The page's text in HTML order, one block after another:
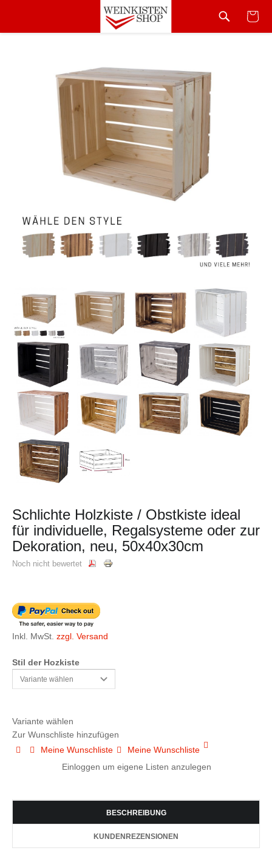
Schlichte Holzkiste / Obstkiste ideal
für individuelle, Regalsysteme oder zur
Dekoration, neu, 50x40x30cm
Noch nicht bewertet
Inkl. MwSt. zzgl. Versand
Stil der Hozkiste
Variante wählen
Zur Wunschliste hinzufügen
Meine Wunschliste
Meine Wunschliste
Einloggen um eigene Listen anzulegen
BESCHREIBUNG
KUNDENREZENSIONEN